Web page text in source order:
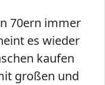
70ern immer
es wieder
kaufen
großen und